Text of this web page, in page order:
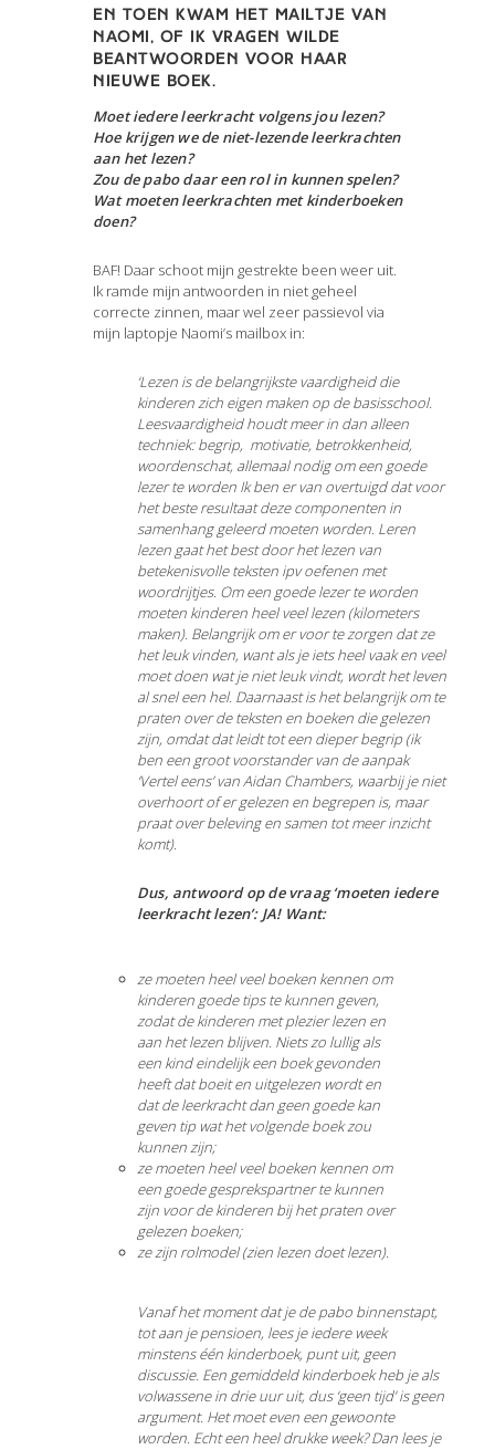
En toen kwam het mailtje van
Naomi, of ik vragen wilde
beantwoorden voor haar
nieuwe boek.
Moet iedere leerkracht volgens jou lezen?
Hoe krijgen we de niet-lezende leerkrachten
aan het lezen?
Zou de pabo daar een rol in kunnen spelen?
Wat moeten leerkrachten met kinderboeken
doen?
BAF! Daar schoot mijn gestrekte been weer uit.
Ik ramde mijn antwoorden in niet geheel
correcte zinnen, maar wel zeer passievol via
mijn laptopje Naomi’s mailbox in:
‘Lezen is de belangrijkste vaardigheid die
kinderen zich eigen maken op de basisschool.
Leesvaardigheid houdt meer in dan alleen
techniek: begrip, motivatie, betrokkenheid,
woordenschat, allemaal nodig om een goede
lezer te worden Ik ben er van overtuigd dat voor
het beste resultaat deze componenten in
samenhang geleerd moeten worden. Leren
lezen gaat het best door het lezen van
betekenisvolle teksten ipv oefenen met
woordrijtjes. Om een goede lezer te worden
moeten kinderen heel veel lezen (kilometers
maken). Belangrijk om er voor te zorgen dat ze
het leuk vinden, want als je iets heel vaak en veel
moet doen wat je niet leuk vindt, wordt het leven
al snel een hel. Daarnaast is het belangrijk om te
praten over de teksten en boeken die gelezen
zijn, omdat dat leidt tot een dieper begrip (ik
ben een groot voorstander van de aanpak
‘Vertel eens’ van Aidan Chambers, waarbij je niet
overhoort of er gelezen en begrepen is, maar
praat over beleving en samen tot meer inzicht
komt).
Dus, antwoord op de vraag ‘moeten iedere
leerkracht lezen’: JA! Want:
ze moeten heel veel boeken kennen om
kinderen goede tips te kunnen geven,
zodat de kinderen met plezier lezen en
aan het lezen blijven. Niets zo lullig als
een kind eindelijk een boek gevonden
heeft dat boeit en uitgelezen wordt en
dat de leerkracht dan geen goede kan
geven tip wat het volgende boek zou
kunnen zijn;
ze moeten heel veel boeken kennen om
een goede gesprekspartner te kunnen
zijn voor de kinderen bij het praten over
gelezen boeken;
ze zijn rolmodel (zien lezen doet lezen).
Vanaf het moment dat je de pabo binnenstapt,
tot aan je pensioen, lees je iedere week
minstens één kinderboek, punt uit, geen
discussie. Een gemiddeld kinderboek heb je als
volwassene in drie uur uit, dus ‘geen tijd’ is geen
argument. Het moet even een gewoonte
worden. Echt een heel drukke week? Dan lees je